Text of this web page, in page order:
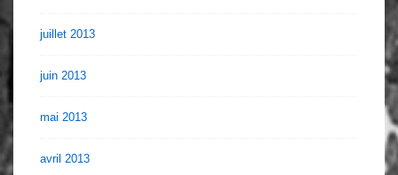
juillet 2013
juin 2013
mai 2013
avril 2013